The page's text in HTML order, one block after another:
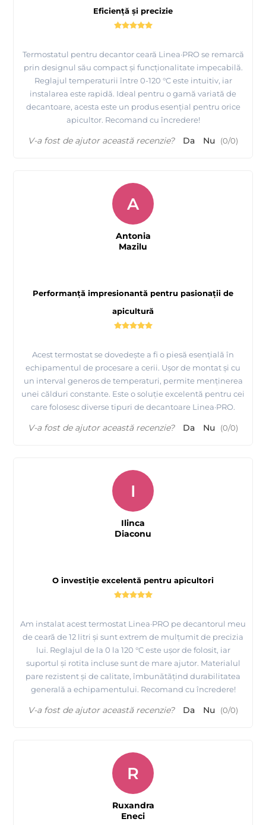
Eficiență și precizie
Termostatul pentru decantor ceară Linea·PRO se remarcă
prin designul său compact și funcționalitate impecabilă.
Reglajul temperaturii între 0-120 °C este intuitiv, iar
instalarea este rapidă. Ideal pentru o gamă variată de
decantoare, acesta este un produs esențial pentru orice
apicultor. Recomand cu încredere!
V-a fost de ajutor această recenzie? Da Nu (0/0)
Performanță impresionantă pentru pasionații de
apicultură
Acest termostat se dovedește a fi o piesă esențială în
echipamentul de procesare a cerii. Ușor de montat și cu
un interval generos de temperaturi, permite menținerea
unei călduri constante. Este o soluție excelentă pentru cei
care folosesc diverse tipuri de decantoare Linea·PRO.
A
Antonia
Mazilu
V-a fost de ajutor această recenzie? Da Nu (0/0)
O investiție excelentă pentru apicultori
Am instalat acest termostat Linea·PRO pe decantorul meu
de ceară de 12 litri și sunt extrem de mulțumit de precizia
lui. Reglajul de la 0 la 120 °C este ușor de folosit, iar
suportul și rotita incluse sunt de mare ajutor. Materialul
pare rezistent și de calitate, îmbunătățind durabilitatea
generală a echipamentului. Recomand cu încredere!
I
Ilinca
Diaconu
V-a fost de ajutor această recenzie? Da Nu (0/0)
R
Ruxandra
Eneci